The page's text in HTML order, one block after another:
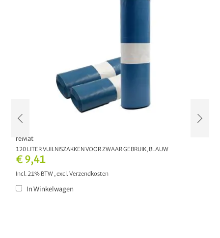
€ 9,41
Incl. 21% BTW ,excl.Verzendkosten
reMat
120 LITER VUILNISZAKKEN VOOR ZWAAR GEBRUIK, BLAUW
In Winkelwagen